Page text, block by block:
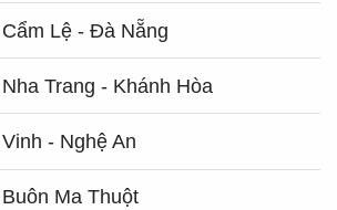
Lệ - Đà Nẵng
Trang - Khánh Hòa
- Nghệ An
Ma Thuột